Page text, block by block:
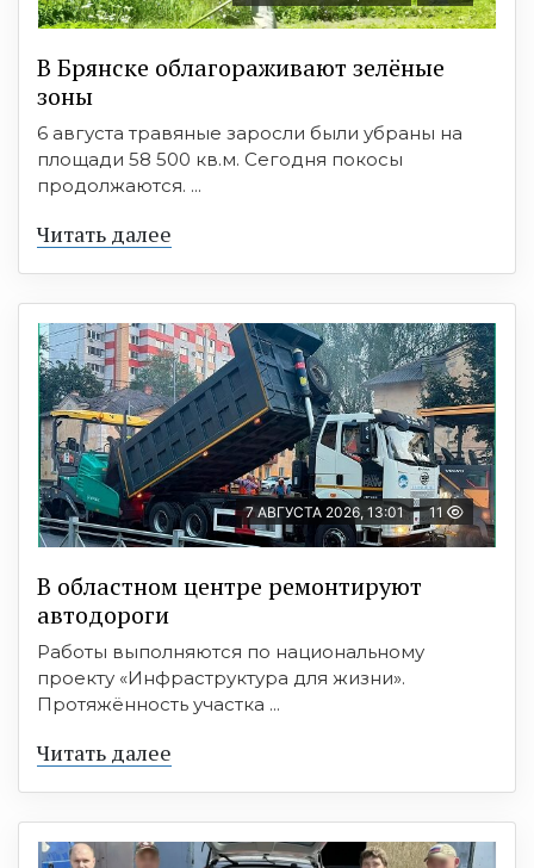
В Брянске облагораживают зелёные
зоны
6 августа травяные заросли были убраны на
площади 58 500 кв.м. Сегодня покосы
продолжаются. ...
Читать далее
7 АВГУСТА 2026, 13:01 11
В областном центре ремонтируют
автодороги
Работы выполняются по национальному
проекту «Инфраструктура для жизни».
Протяжённость участка ...
Читать далее